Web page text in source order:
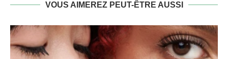
VOUS AIMEREZ PEUT-ÊTRE AUSSI